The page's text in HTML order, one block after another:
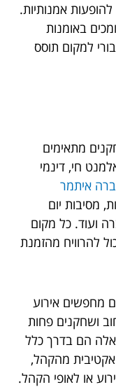
אמנותיות.
באומנות
למקום תוסס
מתאימים
חי, דינמי
איתמר
מסיבות יום
ועוד. כל מקום
להרוויח מהזמנת
אירוע
ושחקנים פחות
אלה הם בדרך כלל
אקטיבית מהקהל,
או לאופי הקהל.